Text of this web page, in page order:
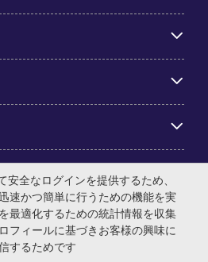
ターナショナル・ジャパン株式会
本社所在地：〒105-0001 東
ーリック神谷町ビル6階 有料職業
安全なログインを提供するため、
速かつ簡単に行うための機能を実
最適化するための統計情報を収集
フィールに基づきお客様の興味に
するためです